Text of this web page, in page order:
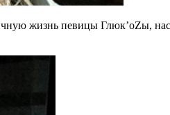
жизнь певицы Глюк’oZы,